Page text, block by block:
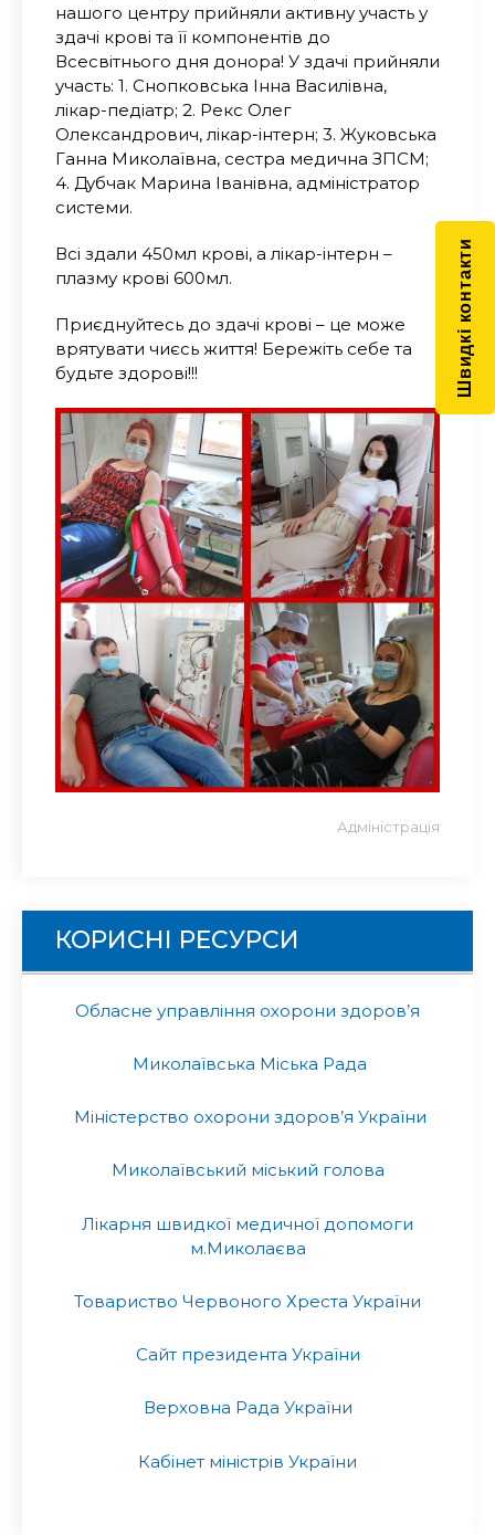
нашого центру прийняли активну участь у
здачі крові та її компонентів до
Всесвітнього дня донора! У здачі прийняли
участь: 1. Снопковська Інна Василівна,
лікар-педіатр; 2. Рекс Олег
Олександрович, лікар-інтерн; 3. Жуковська
Ганна Миколаївна, сестра медична ЗПСМ;
4. Дубчак Марина Іванівна, адміністратор
системи.
Всі здали 450мл крові, а лікар-інтерн –
плазму крові 600мл.
Приєднуйтесь до здачі крові – це може
врятувати чиєсь життя! Бережіть себе та
будьте здорові!!!
Адміністрація
КОРИСНІ РЕСУРСИ
Обласне управління охорони здоров’я
Миколаївська Міська Рада
Міністерство охорони здоров’я України
Миколаївський міський голова
Лікарня швидкої медичної допомоги
м.Миколаєва
Товариство Червоного Хреста України
Сайт президента України
Верховна Рада України
Кабінет міністрів України
Швидкі контакти